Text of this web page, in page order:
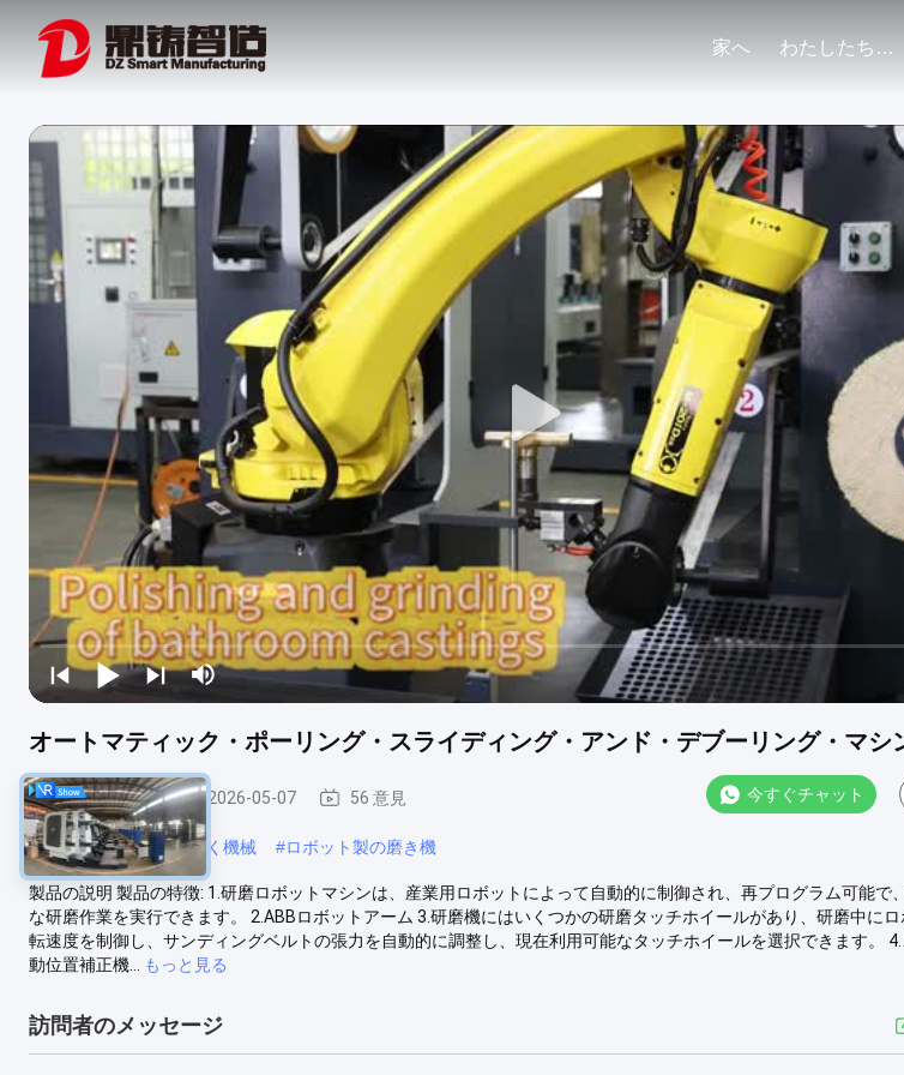
家へ わたしたち に つい て
オートマティック・ポーリング・スライディング・アンド・デブーリング・マシ
磨きや磨き機 2026-05-07 56 意見 今すぐチャット
#ゴルフクラブの頭を磨く機械 #ロボット製の磨き機
製品の説明 製品の特徴: 1.研磨ロボットマシンは、産業用ロボットによって自動的に制御され、再プログラム可能で
な研磨作業を実行できます。 2.ABBロボットアーム 3.研磨機にはいくつかの研磨タッチホイールがあり、研磨中に
転速度を制御し、サンディングベルトの張力を自動的に調整し、現在利用可能なタッチホイールを選択できます。
動位置補正機...
もっと見る
訪問者のメッセージ